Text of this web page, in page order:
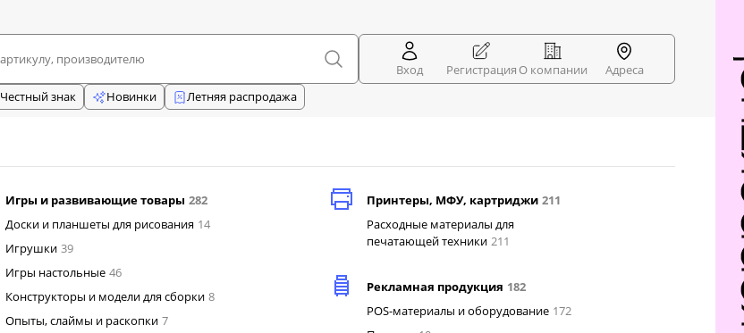
Вход Регистрация О компании
Адреса
Честный знак Новинки Летняя распродажа
Игры и развивающие товары 282
Доски и планшеты для рисования 14
Игрушки 39
Игры настольные 46
Конструкторы и модели для сборки 8
Опыты, слаймы и раскопки 7
Принтеры, МФУ, картриджи 211
Расходные материалы для
печатающей техники 211
Рекламная продукция 182
POS-материалы и оборудование 172